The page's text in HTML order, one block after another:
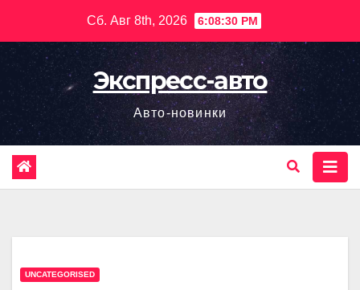
содержимому
Сб. Авг 8th, 2026 6:08:31 PM
Экспресс-авто
Авто-новинки
UNCATEGORISED